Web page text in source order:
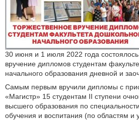
30 июня и 1 июля 2022 года
вручение дипломов студентам
начального образования дневной и
Самым первым вручили дипломы с
«Магистр» 15 студентам II ступени
высшего образования по
обучения и воспитания (по областям и